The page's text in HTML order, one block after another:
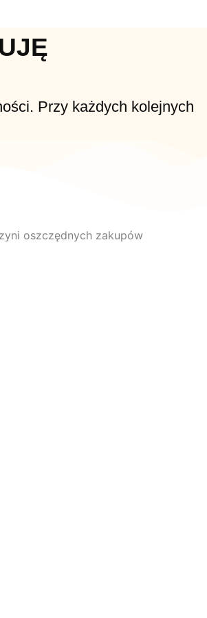
Przy każdych kolejnych